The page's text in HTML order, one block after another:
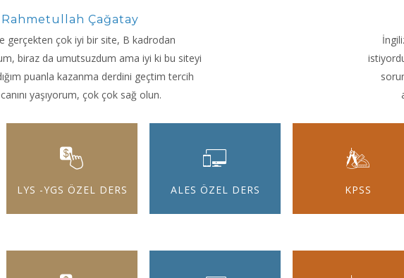
Rahmetullah Çağatay
gerçekten çok iyi bir site, B kadrodan
biraz da umutsuzdum ama iyi ki bu siteyi
puanla kazanma derdini geçtim tercih
yaşıyorum, çok çok sağ olun.
LYS -YGS ÖZEL DERS ALES ÖZEL DERS KPSS